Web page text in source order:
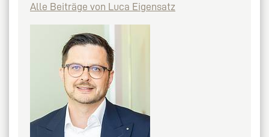
Alle Beiträge von Luca Eigensatz